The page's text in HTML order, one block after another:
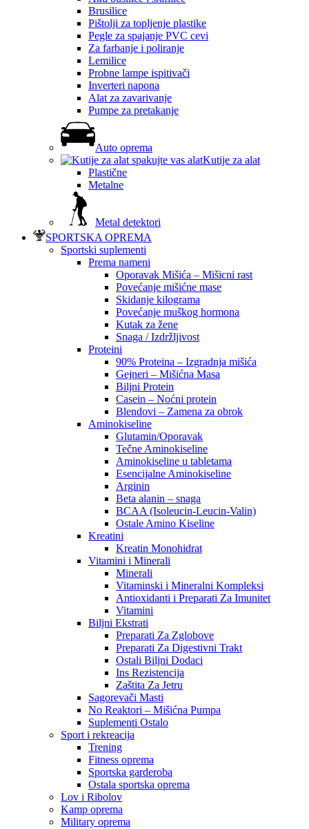
Brusilice
Pištolji za topljenje plastike
Pegle za spajanje PVC cevi
Za farbanje i poliranje
Lemilice
Probne lampe ispitivači
Inverteri napona
Alat za zavarivanje
Pumpe za pretakanje
Auto oprema
Kutije za alat
Plastične
Metalne
Metal detektori
SPORTSKA OPREMA
Sportski suplementi
Prema nameni
Oporavak Mišića – Mišicni rast
Povećanje mišićne mase
Skidanje kilograma
Povećanje muškog hormona
Kutak za žene
Snaga / Izdržljivost
Proteini
90% Proteina – Izgradnja mišića
Gejneri – Mišićna Masa
Biljni Protein
Casein – Noćni protein
Blendovi – Zamena za obrok
Aminokiseline
Glutamin/Oporavak
Tečne Aminokiseline
Aminokiseline u tabletama
Esencijalne Aminokiseline
Arginin
Beta alanin – snaga
BCAA (Isoleucin-Leucin-Valin)
Ostale Amino Kiseline
Kreatini
Kreatin Monohidrat
Vitamini i Minerali
Minerali
Vitaminski i Mineralni Kompleksi
Antioxidanti i Preparati Za Imunitet
Vitamini
Biljni Ekstrati
Preparati Za Zglobove
Preparati Za Digestivni Trakt
Ostali Biljni Dodaci
Ins Rezistencija
Zaštita Za Jetru
Sagorevači Masti
No Reaktori – Mišićna Pumpa
Suplementi Ostalo
Sport i rekreacija
Trening
Fitness oprema
Sportska garderoba
Ostala sportska oprema
Lov i Ribolov
Kamp oprema
Military oprema